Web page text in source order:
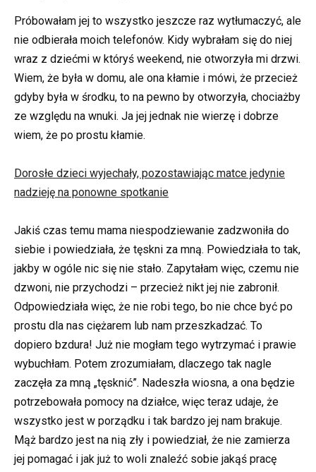
Próbowałam jej to wszystko jeszcze raz wytłumaczyć, ale
nie odbierała moich telefonów. Kidy wybrałam się do niej
wraz z dziećmi w któryś weekend, nie otworzyła mi drzwi.
Wiem, że była w domu, ale ona kłamie i mówi, że przecież
gdyby była w środku, to na pewno by otworzyła, chociażby
ze względu na wnuki. Ja jej jednak nie wierzę i dobrze
wiem, że po prostu kłamie.
Dorosłe dzieci wyjechały, pozostawiając matce jedynie
nadzieję na ponowne spotkanie
Jakiś czas temu mama niespodziewanie zadzwoniła do
siebie i powiedziała, że ​​tęskni za mną. Powiedziała to tak,
jakby w ogóle nic się nie stało. Zapytałam więc, czemu nie
dzwoni, nie przychodzi – przecież nikt jej nie zabronił.
Odpowiedziała więc, że nie robi tego, bo nie chce być po
prostu dla nas ciężarem lub nam przeszkadzać. To
dopiero bzdura! Już nie mogłam tego wytrzymać i prawie
wybuchłam. Potem zrozumiałam, dlaczego tak nagle
zaczęła za mną „tęsknić”. Nadeszła wiosna, a ona będzie
potrzebowała pomocy na działce, więc teraz udaje, że
wszystko jest w porządku i tak bardzo jej nam brakuje.
Mąż bardzo jest na nią zły i powiedział, że nie zamierza
jej pomagać i jak już to woli znaleźć sobie jakąś pracę